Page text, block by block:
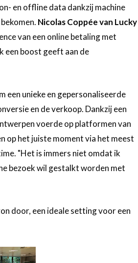
en offline data dankzij machine
Nicolas Coppée van Lucky
van een online betaling met
een boost geeft aan de
een unieke en gepersonaliseerde
en de verkoop. Dankzij een
voerde op platformen van
op het juiste moment via het meest
"Het is immers niet omdat ik
bezoek wil gestalkt worden met
door, een ideale setting voor een